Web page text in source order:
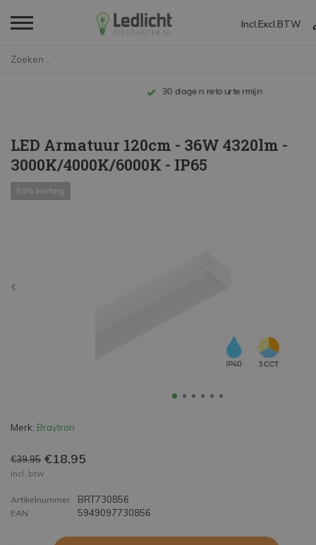
Incl. Excl. BTW
Tot 10 jaar garantie
LED Armatuur 120cm - 36W 4320lm -
3000K/4000K/6000K - IP65
53% korting
Merk: Braytron
€39,95 €18,95
Incl. btw
Artikelnummer BRT730856
EAN 5949097730856